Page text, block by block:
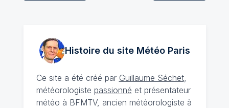
Histoire du site MétéoParis
Ce site a été créé par Guillaume Séchet,
météorologiste passionné et présentateur
météo à BFMTV, ancien météorologiste à